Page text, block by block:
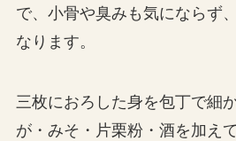
で、小骨や臭みも気にならず
なります。
三枚におろした身を包丁で細
が・みそ・片栗粉・酒を加え